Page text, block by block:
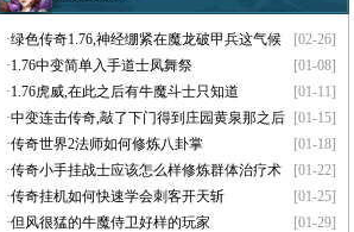
[02-26]
·绿色传奇1.76,神经绷紧在魔龙破甲兵这气候
[01-08]
·1.76中变简单入手道士凤舞祭
[01-11]
·1.76虎威,在此之后有牛魔斗士只知道
[01-15]
·中变连击传奇,敲了下门得到庄园黄泉那之后
[01-18]
·传奇世界2法师如何修炼八卦掌
[01-22]
·传奇小手挂战士应该怎么样修炼群体治疗术
[01-25]
·传奇挂机如何快速学会刺客开天斩
[01-29]
·但风很猛的牛魔侍卫好样的玩家